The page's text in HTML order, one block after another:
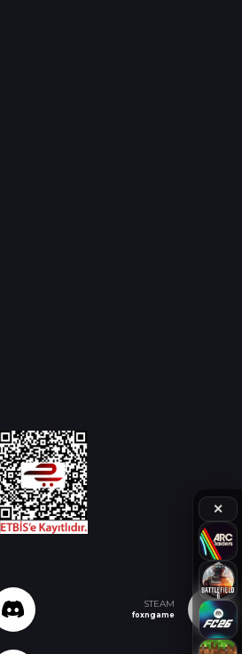
✕
STEAM
foxngame